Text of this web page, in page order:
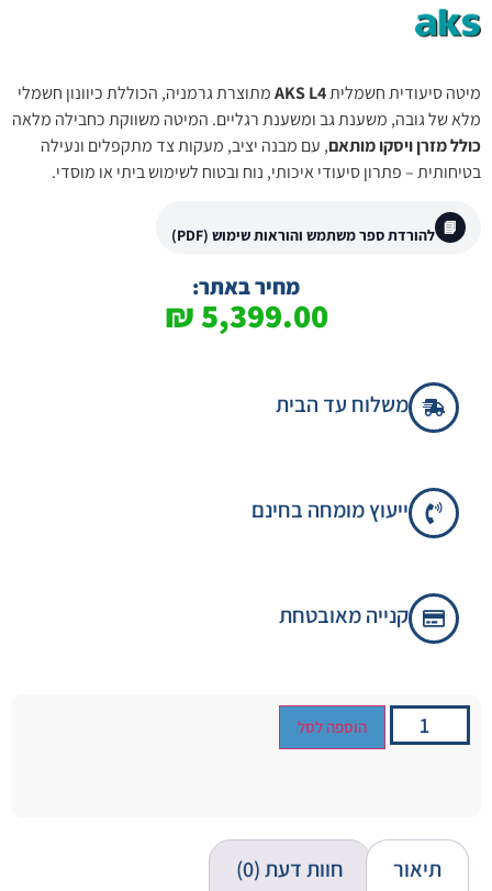
מיטה סיעודית חשמליתAKS L4מתוצרת גרמניה, הכוללת כיוונון חשמלי
מלא של גובה, משענת גב ומשענת רגליים. המיטה משווקת כחבילה מלאה
כולל מזרן ויסקו מותאם, עם מבנה יציב, מעקות צד מתקפלים ונעילה
בטיחותית – פתרון סיעודי איכותי, נוח ובטוח לשימוש ביתי או מוסדי.
📘 להורדת ספר משתמש והוראות שימוש (PDF)
מחיר באתר:
5,399.00
₪
משלוח עד הבית
ייעוץ מומחה בחינם
קנייה מאובטחת
הוספה לסל
תיאור חוות דעת (0)